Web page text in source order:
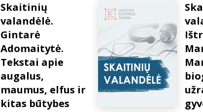
Skaitinių
valandėlė.
Gintarė
Adomaitytė.
Tekstai apie
augalus,
maumus, elfus ir
kitas būtybes